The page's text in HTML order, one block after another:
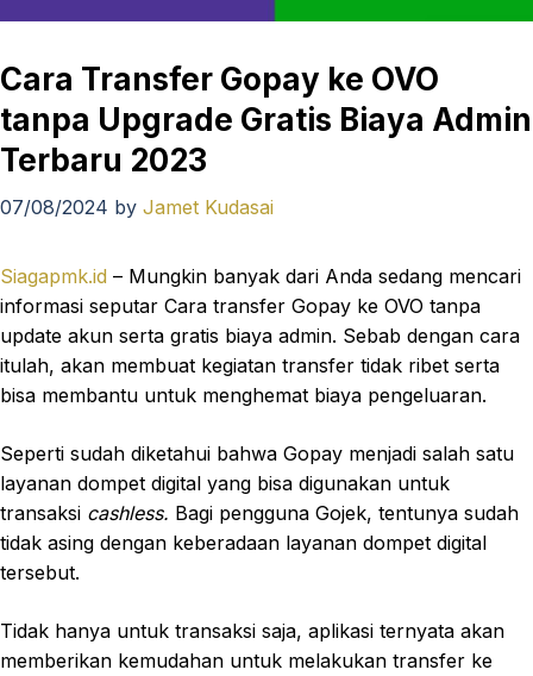
Cara Transfer Gopay ke OVO
tanpa Upgrade Gratis Biaya Admin
Terbaru 2023
07/08/2024 by Jamet Kudasai
Siagapmk.id – Mungkin banyak dari Anda sedang mencari
informasi seputar Cara transfer Gopay ke OVO tanpa
update akun serta gratis biaya admin. Sebab dengan cara
itulah, akan membuat kegiatan transfer tidak ribet serta
bisa membantu untuk menghemat biaya pengeluaran.
Seperti sudah diketahui bahwa Gopay menjadi salah satu
layanan dompet digital yang bisa digunakan untuk
transaksi cashless. Bagi pengguna Gojek, tentunya sudah
tidak asing dengan keberadaan layanan dompet digital
tersebut.
Tidak hanya untuk transaksi saja, aplikasi ternyata akan
memberikan kemudahan untuk melakukan transfer ke